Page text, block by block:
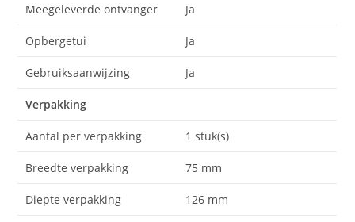
Meegeleverde ontvanger Ja
Opbergetui Ja
Gebruiksaanwijzing Ja
Verpakking
Aantal per verpakking 1 stuk(s)
Breedte verpakking 75 mm
Diepte verpakking 126 mm